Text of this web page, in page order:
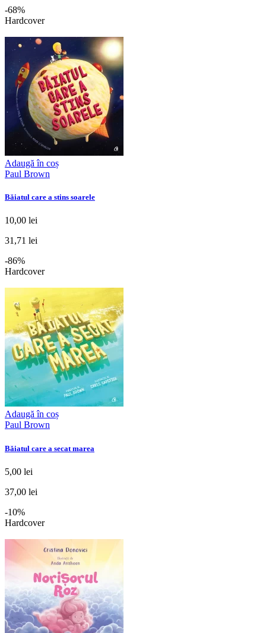
-68%
Hardcover
Adaugă în coș
Paul Brown
Băiatul care a stins soarele
10,00 lei
31,71 lei
-86%
Hardcover
Adaugă în coș
Paul Brown
Băiatul care a secat marea
5,00 lei
37,00 lei
-10%
Hardcover